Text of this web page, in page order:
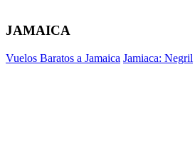
JAMAICA
Vuelos Baratos a Jamaica Jamiaca: Negril